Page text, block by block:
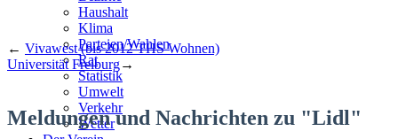
Haushalt
Klima
Parteien/Wahlen
Rat
Statistik
Umwelt
Verkehr
Wetter
← Vivawest (bis 2012 THS Wohnen)
Universität Freiburg→
Meldungen und Nachrichten zu "Lidl"